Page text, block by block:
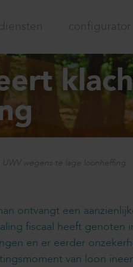
configurator
wegens te lage loonheffing
ontvangt een
fiscaal heeft genoten
en er eerder
van loon